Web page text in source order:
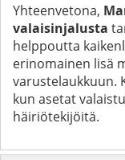
Yhteenvetona,
valaisinjalusta
helppoutta
erinomainen lisä
varustelaukkuun.
kun asetat
häiriötekijöitä.